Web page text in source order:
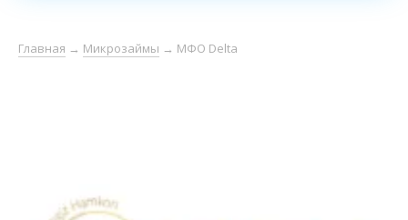
Главная → Микрозаймы → МФО Delta